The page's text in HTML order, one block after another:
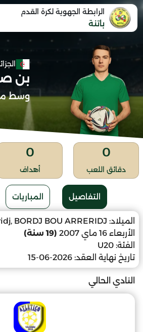
الرابطة الجهوية لكرة القدم
باتنة
بن
وسط
0
دقائق اللعب
0
أهداف
التفاصيل المباريات
الميلاد: BORDJ BOU ARRERIDJ
الأربعاء 16 ماي 2007
(19 سنة)
الفئة: U20
تاريخ نهاية العقد: 2026-06-15
النادي الحالي